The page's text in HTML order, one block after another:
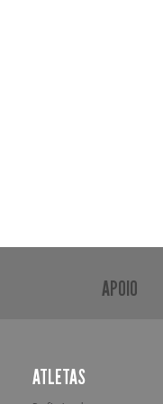
APOIO
ATLETAS